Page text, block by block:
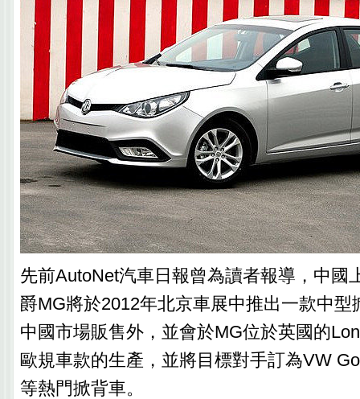
先前AutoNet汽車日報曾為讀者報導，中國
爵MG將於2012年北京車展中推出一款中型
中國市場販售外，並會於MG位於英國的
歐規車款的生產，並將目標對手訂為VW
等熱門掀背車。